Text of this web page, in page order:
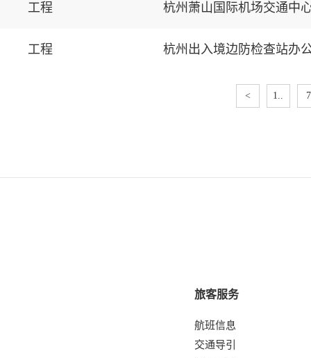
工程 杭州萧山国际机场交通中
工程 杭州出入境边防检查站办
< 1.. 7
旅客服务
航班信息
交通导引